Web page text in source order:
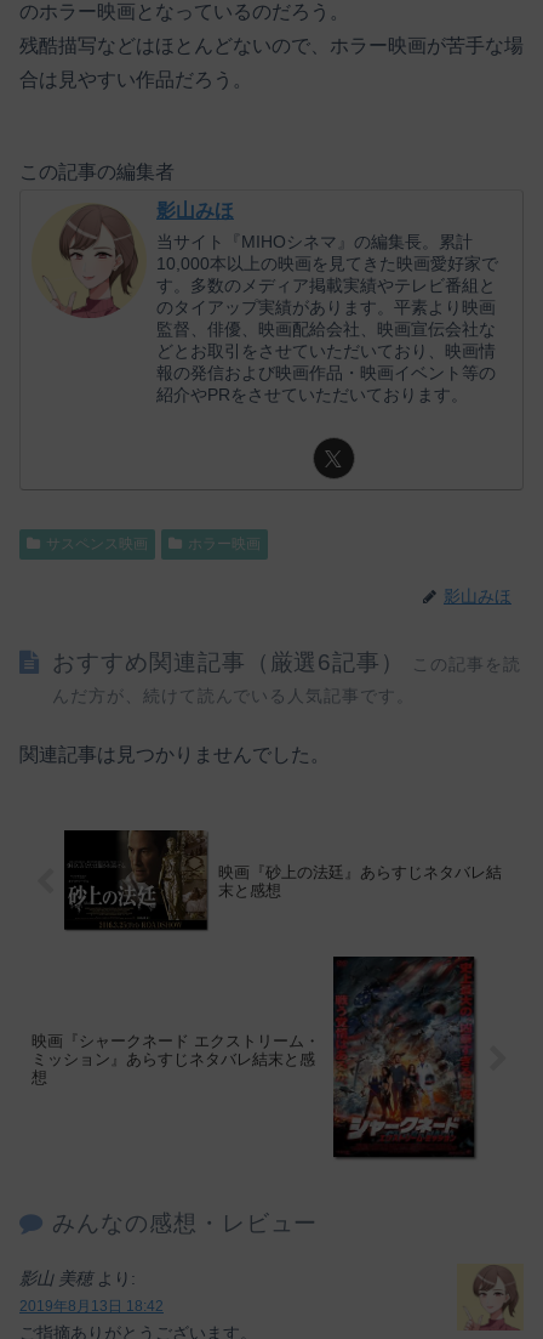
のホラー映画となっているのだろう。
残酷描写などはほとんどないので、ホラー映画が苦手な場
合は見やすい作品だろう。
この記事の編集者
影山みほ
当サイト『MIHOシネマ』の編集長。累計
10,000本以上の映画を見てきた映画愛好家で
す。多数のメディア掲載実績やテレビ番組と
のタイアップ実績があります。平素より映画
監督、俳優、映画配給会社、映画宣伝会社な
どとお取引をさせていただいており、映画情
報の発信および映画作品・映画イベント等の
紹介やPRをさせていただいております。
サスペンス映画 ホラー映画
影山みほ
おすすめ関連記事（厳選6記事）
この記事を読
んだ方が、続けて読んでいる人気記事です。
関連記事は見つかりませんでした。
映画『砂上の法廷』あらすじネタバレ結
末と感想
映画『シャークネード エクストリーム・
ミッション』あらすじネタバレ結末と感
想
みんなの感想・レビュー
影山 美穂 より:
2019年8月13日 18:42
ご指摘ありがとうございます。